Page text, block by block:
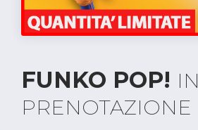
FUNKO POP! IN
PRENOTAZIONE